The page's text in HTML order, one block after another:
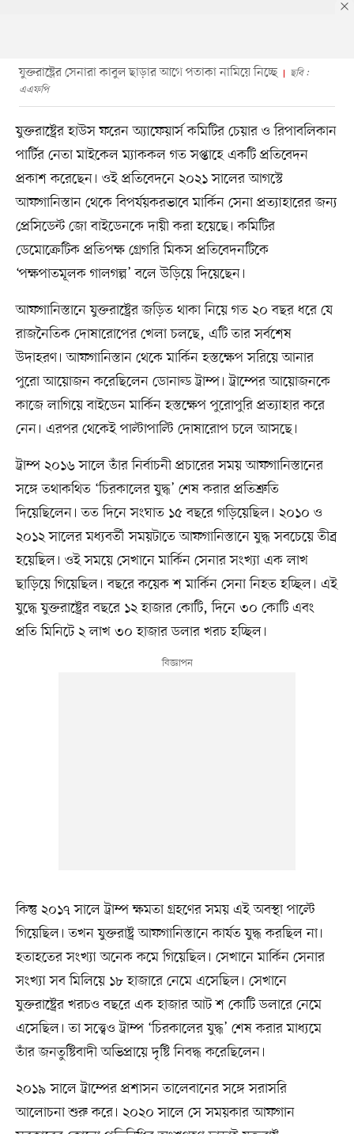
যুক্তরাষ্ট্রের সেনারা কাবুল ছাড়ার আগে পতাকা নামিয়ে নিচ্ছে
ছবি :
এএফপি
যুক্তরাষ্ট্রের হাউস ফরেন অ্যাফেয়ার্স কমিটির চেয়ার ও রিপাবলিকান
পার্টির নেতা মাইকেল ম্যাককল গত সপ্তাহে একটি প্রতিবেদন
প্রকাশ করেছেন। ওই প্রতিবেদনে ২০২১ সালের আগস্টে
আফগানিস্তান থেকে বিপর্যয়করভাবে মার্কিন সেনা প্রত্যাহারের জন্য
প্রেসিডেন্ট জো বাইডেনকে দায়ী করা হয়েছে। কমিটির
ডেমোক্রেটিক প্রতিপক্ষ গ্রেগরি মিকস প্রতিবেদনটিকে
‘পক্ষপাতমূলক গালগল্প’ বলে উড়িয়ে দিয়েছেন।
আফগানিস্তানে যুক্তরাষ্ট্রের জড়িত থাকা নিয়ে গত ২০ বছর ধরে যে
রাজনৈতিক দোষারোপের খেলা চলছে, এটি তার সর্বশেষ
উদাহরণ। আফগানিস্তান থেকে মার্কিন হস্তক্ষেপ সরিয়ে আনার
পুরো আয়োজন করেছিলেন ডোনাল্ড ট্রাম্প। ট্রাম্পের আয়োজনকে
কাজে লাগিয়ে বাইডেন মার্কিন হস্তক্ষেপ পুরোপুরি প্রত্যাহার করে
নেন। এরপর থেকেই পাল্টাপাল্টি দোষারোপ চলে আসছে।
ট্রাম্প ২০১৬ সালে তাঁর নির্বাচনী প্রচারের সময় আফগানিস্তানের
সঙ্গে তথাকথিত ‘চিরকালের যুদ্ধ’ শেষ করার প্রতিশ্রুতি
দিয়েছিলেন। তত দিনে সংঘাত ১৫ বছরে গড়িয়েছিল। ২০১০ ও
২০১২ সালের মধ্যবর্তী সময়টাতে আফগানিস্তানে যুদ্ধ সবচেয়ে তীব্র
হয়েছিল। ওই সময়ে সেখানে মার্কিন সেনার সংখ্যা এক লাখ
ছাড়িয়ে গিয়েছিল। বছরে কয়েক শ মার্কিন সেনা নিহত হচ্ছিল। এই
যুদ্ধে যুক্তরাষ্ট্রের বছরে ১২ হাজার কোটি, দিনে ৩০ কোটি এবং
প্রতি মিনিটে ২ লাখ ৩০ হাজার ডলার খরচ হচ্ছিল।
কিন্তু ২০১৭ সালে ট্রাম্প ক্ষমতা গ্রহণের সময় এই অবস্থা পাল্টে
গিয়েছিল। তখন যুক্তরাষ্ট্র আফগানিস্তানে কার্যত যুদ্ধ করছিল না।
হতাহতের সংখ্যা অনেক কমে গিয়েছিল। সেখানে মার্কিন সেনার
সংখ্যা সব মিলিয়ে ১৮ হাজারে নেমে এসেছিল। সেখানে
যুক্তরাষ্ট্রের খরচও বছরে এক হাজার আট শ কোটি ডলারে নেমে
এসেছিল। তা সত্ত্বেও ট্রাম্প ‘চিরকালের যুদ্ধ’ শেষ করার মাধ্যমে
তাঁর জনতুষ্টিবাদী অভিপ্রায়ে দৃষ্টি নিবদ্ধ করেছিলেন।
২০১৯ সালে ট্রাম্পের প্রশাসন তালেবানের সঙ্গে সরাসরি
আলোচনা শুরু করে। ২০২০ সালে সে সময়কার আফগান